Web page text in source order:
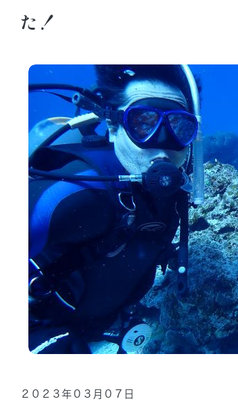
た！
２０２３年０３月０７日